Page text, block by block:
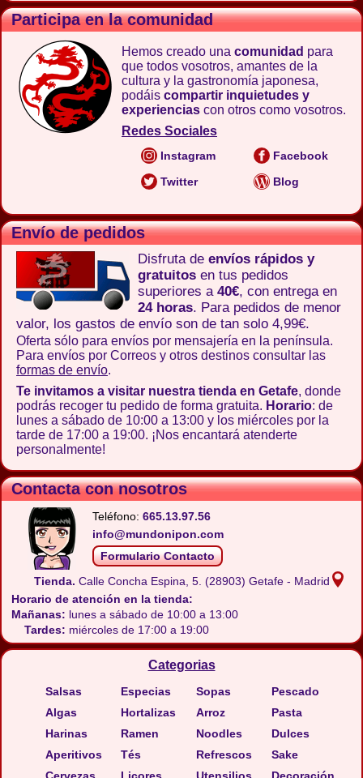
Participa en la comunidad
Hemos creado una comunidad para
que todos vosotros, amantes de la
cultura y la gastronomía japonesa,
podáis compartir inquietudes y
experiencias con otros como vosotros.
Redes Sociales
Instagram
Facebook
Twitter
Blog
Envío de pedidos
Disfruta de envíos rápidos y
gratuitos en tus pedidos
superiores a 40€, con entrega en
24 horas. Para pedidos de menor
valor, los gastos de envío son de tan solo 4,99€.
Oferta sólo para envíos por mensajería en la península.
Para envíos por Correos y otros destinos consultar las
formas de envío.
Te invitamos a visitar nuestra tienda en Getafe, donde
podrás recoger tu pedido de forma gratuita. Horario: de
lunes a sábado de 10:00 a 13:00 y los miércoles por la
tarde de 17:00 a 19:00. ¡Nos encantará atenderte
personalmente!
Contacta con nosotros
Teléfono: 665.13.97.56
info@mundonipon.com
Formulario Contacto
Tienda. Calle Concha Espina, 5. (28903) Getafe - Madrid
Horario de atención en la tienda:
Mañanas: lunes a sábado de 10:00 a 13:00
Tardes: miércoles de 17:00 a 19:00
Categorias
Salsas
Algas
Harinas
Aperitivos
Especias
Hortalizas
Ramen
Tés
Sopas
Arroz
Noodles
Refrescos
Pescado
Pasta
Dulces
Sake